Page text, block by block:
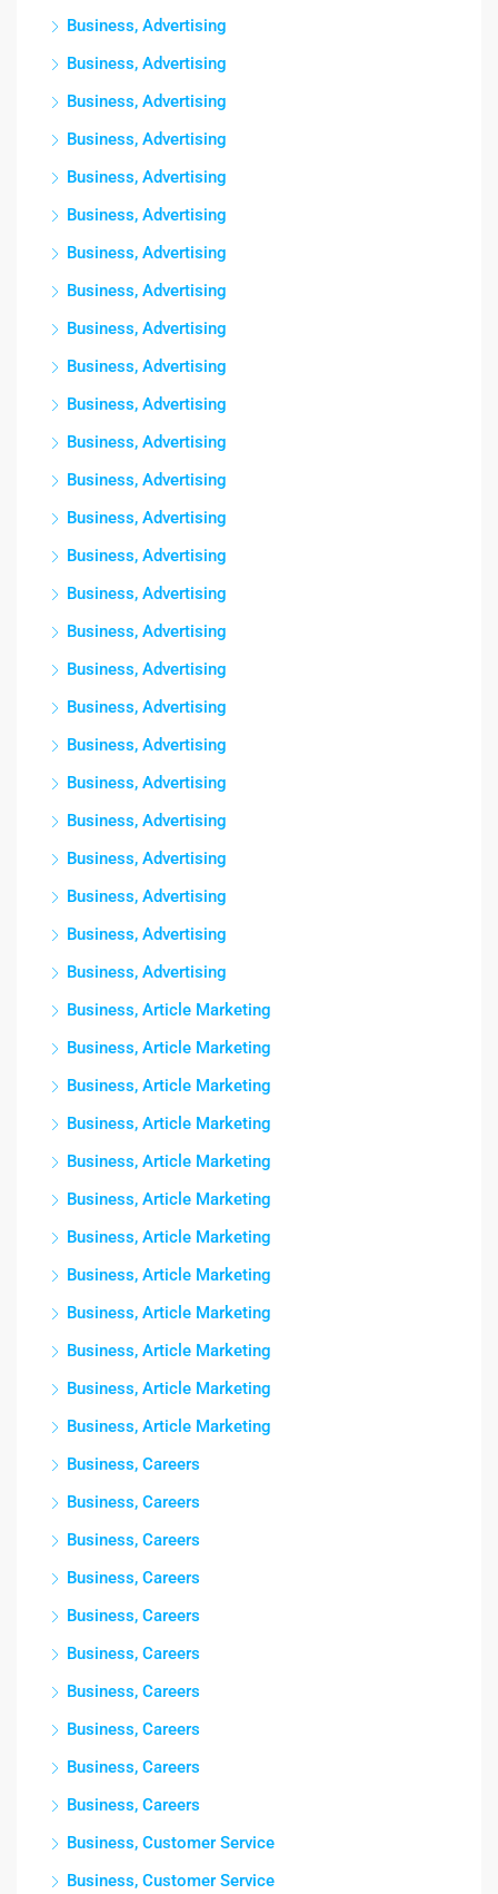
Business, Advertising
Business, Advertising
Business, Advertising
Business, Advertising
Business, Advertising
Business, Advertising
Business, Advertising
Business, Advertising
Business, Advertising
Business, Advertising
Business, Advertising
Business, Advertising
Business, Advertising
Business, Advertising
Business, Advertising
Business, Advertising
Business, Advertising
Business, Advertising
Business, Advertising
Business, Advertising
Business, Advertising
Business, Advertising
Business, Advertising
Business, Advertising
Business, Advertising
Business, Advertising
Business, Article Marketing
Business, Article Marketing
Business, Article Marketing
Business, Article Marketing
Business, Article Marketing
Business, Article Marketing
Business, Article Marketing
Business, Article Marketing
Business, Article Marketing
Business, Article Marketing
Business, Article Marketing
Business, Article Marketing
Business, Careers
Business, Careers
Business, Careers
Business, Careers
Business, Careers
Business, Careers
Business, Careers
Business, Careers
Business, Careers
Business, Careers
Business, Customer Service
Business, Customer Service